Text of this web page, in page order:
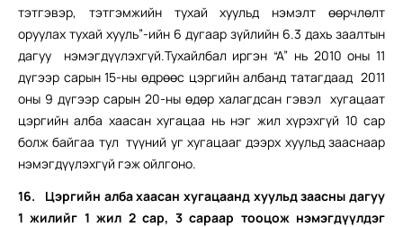
тэтгэвэр, тэтгэмжийн тухай хуульд нэмэлт өөрчлөлт
оруулах тухай хууль”-ийн 6 дугаар зүйлийн 6.3 дахь заалтын
дагуу нэмэгдүүлэхгүй.Тухайлбал иргэн “А” нь 2010 оны 11
дүгээр сарын 15-ны өдрөөс цэргийн албанд татагдаад 2011
оны 9 дүгээр сарын 20-ны өдөр халагдсан гэвэл хугацаат
цэргийн алба хаасан хугацаа нь нэг жил хүрэхгүй 10 сар
болж байгаа тул түүний уг хугацааг дээрх хуульд зааснаар
нэмэгдүүлэхгүй гэж ойлгоно.
16.
Цэргийн алба хаасан хугацаанд хуульд заасны дагуу
1 жилийг 1 жил 2 сар, 3 сараар тооцож нэмэгдүүлдэг